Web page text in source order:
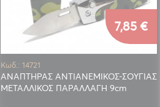
Κωδ.: 14721
ΑΝΑΠΤΗΡΑΣ ΑΝΤΙΑΝΕΜΙΚΟΣ-ΣΟΥΓΙΑΣ
ΜΕΤΑΛΛΙΚΟΣ ΠΑΡΑΛΛΑΓΗ 9cm
7,85 €